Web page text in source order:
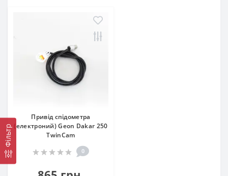
Фільтр
Привід спідометра
(електроний) Geon Dakar 250
TwinCam
0